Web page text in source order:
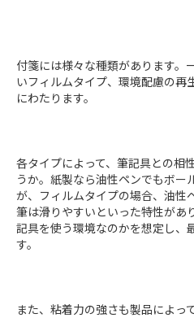
付箋には様々な種類があります。
いフィルムタイプ、環境配慮の再
にわたります。
各タイプによって、筆記具との相
うか。紙製なら油性ペンでもボー
が、フィルムタイプの場合、油性
筆は滑りやすいといった特性があ
記具を使う環境なのかを想定し、
す。
また、粘着力の強さも製品によっ